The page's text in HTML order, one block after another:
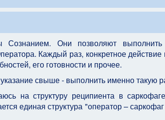
Они позволяют выполнить
Каждый раз, конкретное действие
его готовности и прочее.
свыше - выполнить именно такую
на структуру реципиента в
единая структура "оператор –